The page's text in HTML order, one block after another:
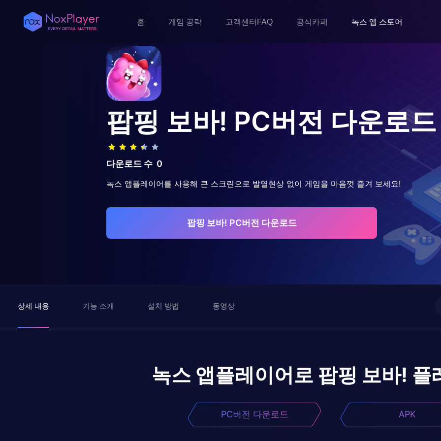
홈 게임 공략 고객센터FAQ 공식카페 녹스 앱 스토어
팝핑 보바! PC버전 다운로드
다운로드 수 0
녹스 앱플레이어를 사용해 큰 스크린으로 발열현상 없이 게임을 마음껏 즐겨 보세요!
팝핑 보바! PC버전 다운로드
상세 내용 기능 소개 설치 방법 동영상
녹스 앱플레이어로 팝핑 보바! 플
PC버전 다운로드 APK